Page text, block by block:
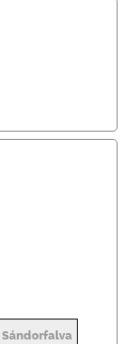
Sándorfalva